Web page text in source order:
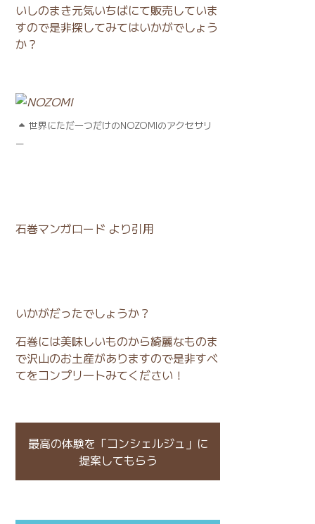
いしのまき元気いちばにて販売していま
すので是非探してみてはいかがでしょう
か？
世界にただ一つだけのNOZOMIのアクセサリ
ー
石巻マンガロード より引用
いかがだったでしょうか？
石巻には美味しいものから綺麗なものま
で沢山のお土産がありますので是非すべ
てをコンプリ―トみてください！
最高の体験を「コンシェルジュ」に
提案してもらう